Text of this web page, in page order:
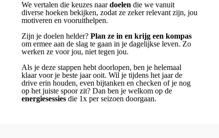
We vertalen die keuzes naardoelen die we vanuit
diverse hoeken bekijken, zodat ze zeker relevant zijn, jou
motiveren en vooruithelpen.
Zijn je doelen helder? Plan ze in en krijg een kompas
om ermee aan de slag te gaan in je dagelijkse leven. Zo
werken ze voor jou, niet tegen jou.
Als je deze stappen hebt doorlopen, ben je helemaal
klaar voor je beste jaar ooit. Wil je tijdens het jaar de
drive erin houden, even bijtanken en checken of je nog
op het juiste spoor zit? Dan ben je welkom op de
energiesessies die 1x per seizoen doorgaan.